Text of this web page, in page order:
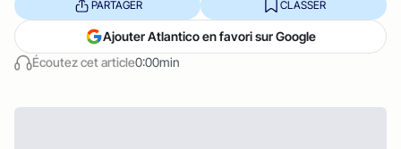
Écoutez cet article0:00min
PARTAGER CLASSER
Ajouter Atlantico en favori sur Google